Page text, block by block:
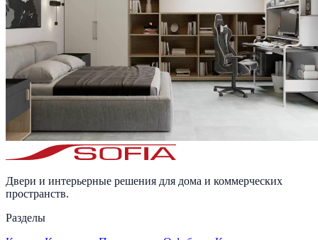
Двери и интерьерные решения для дома и коммерческих
пространств.
Разделы